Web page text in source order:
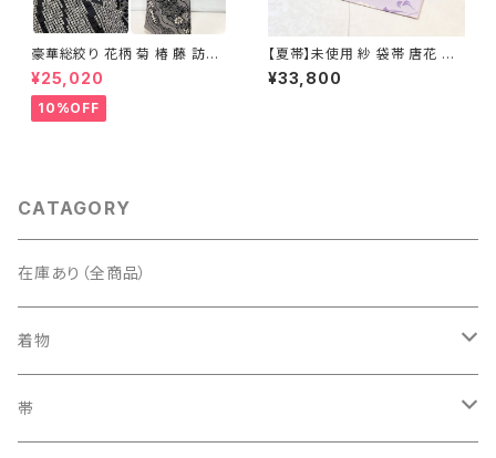
豪華総絞り 花柄 菊 椿 藤 訪問
着 鹿の子絞り ラメ 正絹 黒 白
グレー 1435
¥25,020
10%OFF
【夏帯】未使用 紗 袋帯 唐花 正
絹 紫 白 淡藤色 729
¥33,800
CATAGORY
在庫あり（全商品）
着物
訪問着・付下げ
帯